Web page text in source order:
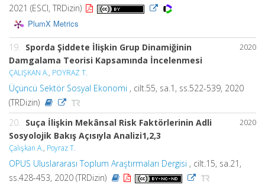
2021 (ESCI, TRDizin)
PlumX Metrics
2020
19.
Sporda Şiddete İlişkin Grup Dinamiğinin
Damgalama Teorisi Kapsamında İncelenmesi
ÇALIŞKAN A., POYRAZ T.
Üçüncü Sektör Sosyal Ekonomi , cilt.55, sa.1, ss.522-539, 2020
(TRDizin)
2020
20.
Suça İlişkin Mekânsal Risk Faktörlerinin Adli
Sosyolojik Bakış Açısıyla Analizi1,2,3
Çalışkan A., Poyraz T.
OPUS Uluslararası Toplum Araştırmaları Dergisi , cilt.15, sa.21,
ss.428-453, 2020 (TRDizin)